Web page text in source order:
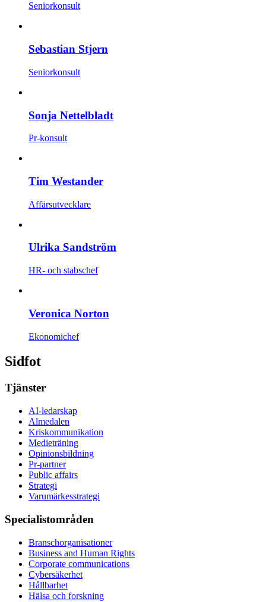
Seniorkonsult
Sebastian Stjern
Seniorkonsult
Sonja Nettelbladt
Pr-konsult
Tim Westander
Affärsutvecklare
Ulrika Sandström
HR- och stabschef
Veronica Norton
Ekonomichef
Sidfot
Tjänster
AI-ledarskap
Almedalen
Kris­kommunikation
Medieträning
Opinionsbildning
Pr-partner
Public affairs
Strategi
Varumärkesstrategi
Specialistområden
Branschorganisationer
Business and Human Rights
Corporate communications
Cybersäkerhet
Hållbarhet
Hälsa och forskning